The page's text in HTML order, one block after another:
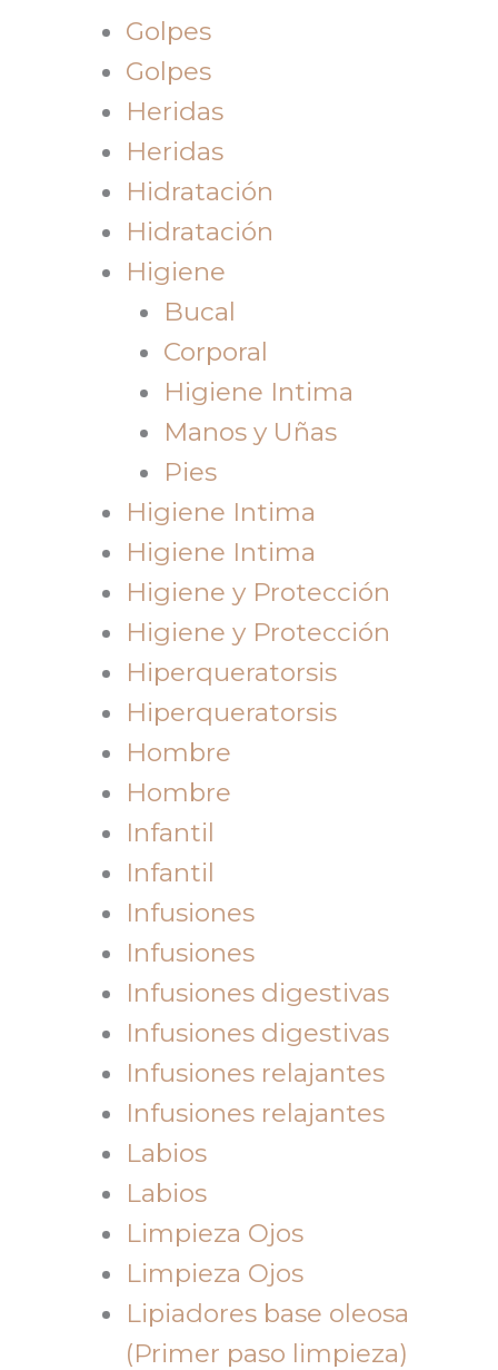
Golpes
Golpes
Heridas
Heridas
Hidratación
Hidratación
Higiene
Bucal
Corporal
Higiene Intima
Manos y Uñas
Pies
Higiene Intima
Higiene Intima
Higiene y Protección
Higiene y Protección
Hiperqueratorsis
Hiperqueratorsis
Hombre
Hombre
Infantil
Infantil
Infusiones
Infusiones
Infusiones digestivas
Infusiones digestivas
Infusiones relajantes
Infusiones relajantes
Labios
Labios
Limpieza Ojos
Limpieza Ojos
Lipiadores base oleosa
(Primer paso limpieza)